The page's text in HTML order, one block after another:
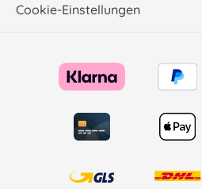
Cookie-Einstellungen